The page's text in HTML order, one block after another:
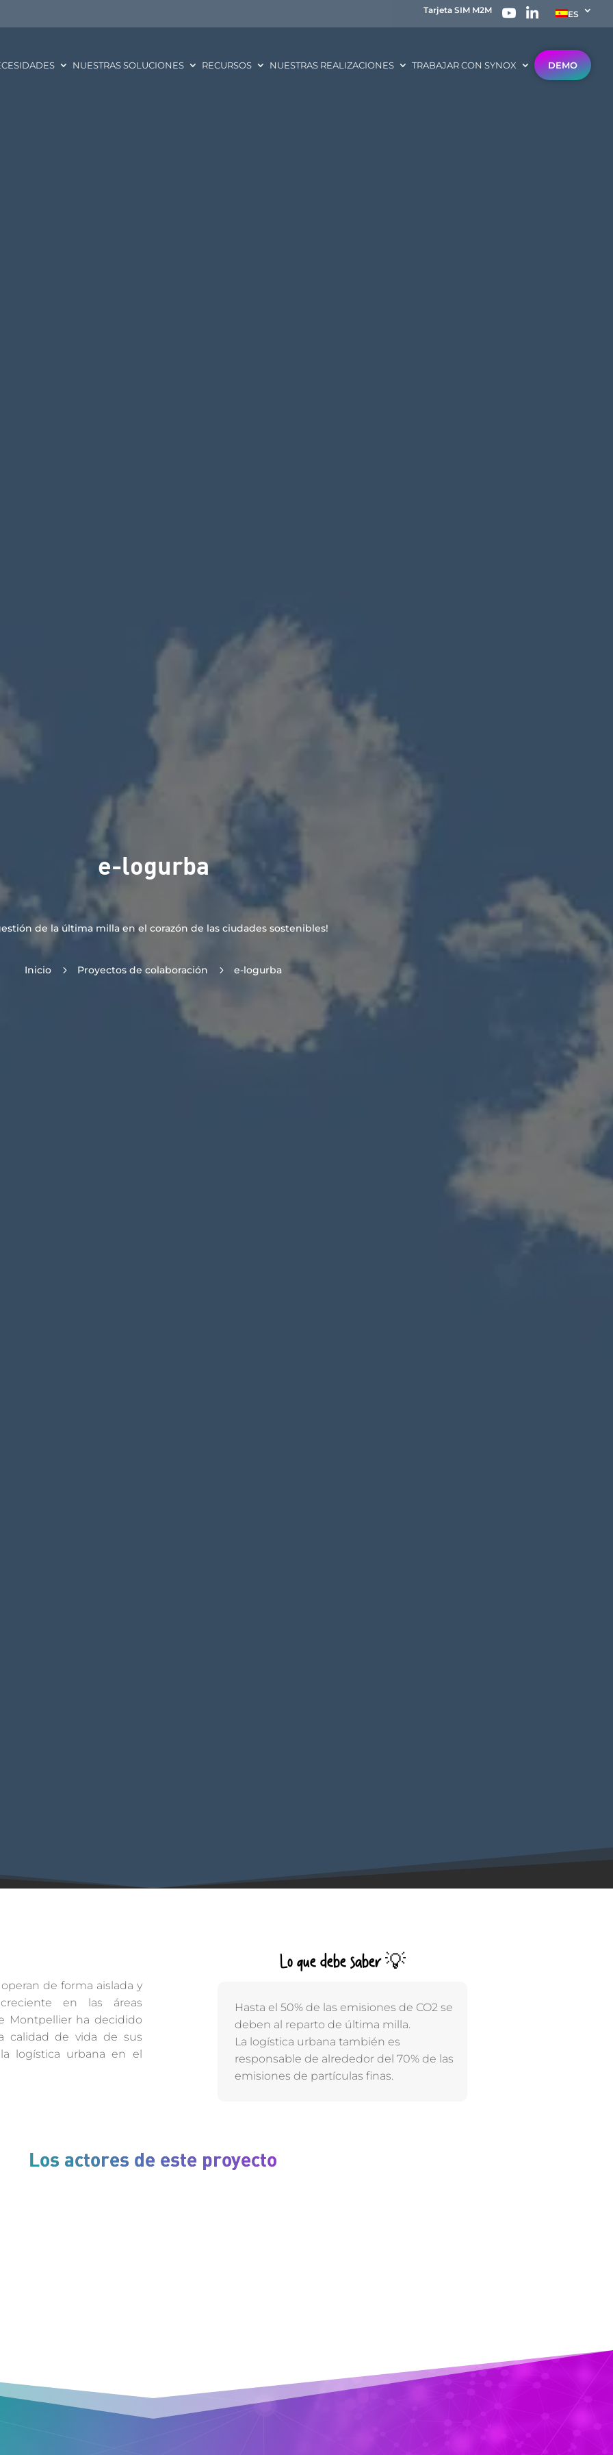
Tarjeta SIM M2M ES
NUESTRAS SOLUCIONES RECURSOS NUESTRAS REALIZACIONES TRABAJAR CON SYNOX DEMO
e-logurba
de la última milla en el corazón de las ciudades sostenibles!
Inicio 5 Proyectos de colaboración 5 e-logurba
de forma aislada y
en las áreas
Montpellier ha decidido
calidad de vida de sus
logística urbana en el
Lo que debe saber 💡
Hasta el 50% de las emisiones de CO2 se
deben al reparto de última milla.
La logística urbana también es
responsable de alrededor del 70% de las
emisiones de partículas finas.
Los actores de este proyecto